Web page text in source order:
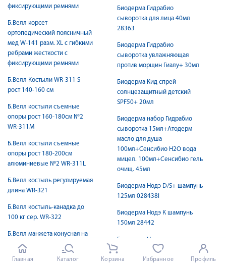
фиксирующими ремнями
Б.Велл корсет
ортопедический поясничный
мед W-141 разм. XL с гибкими
ребрами жесткости с
фиксирующими ремнями
Б.Велл Костыли WR-311 S
рост 140-160 см
Б.Велл костыли съемные
опоры рост 160-180см №2
WR-311M
Б.Велл костыли съемные
опоры рост 180-200см
алюминиевые №2 WR-311L
Б.Велл костыль регулируемая
длина WR-321
Б.Велл костыль-канадка до
100 кг сер. WR-322
Б.Велл манжета конусная на
плечо М-L обхват 22-42см
Б.Велл манжета на пальцы
Биодерма Гидрабио
сыворотка для лица 40мл
28363
Биодерма Гидрабио
сыворотка увлажняющая
против морщин Гиалу+ 30мл
Биодерма Кид спрей
солнцезащитный детский
SPF50+ 20мл
Биодерма набор Гидрабио
сыворотка 15мл+Атодерм
масло для душа
100мл+Сенсибио Н2О вода
мицел. 100мл+Сенсибио гель
очищ. 45мл
Биодерма Нодэ D/S+ шампунь
125мл 028438I
Биодерма Нодэ К шампунь
150мл 28442
Биодерма Нодэ шампунь
400мл 28431/028428I
Главная Каталог Корзина Избранное Профиль